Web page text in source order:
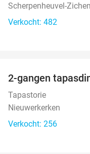
Scherpenheuvel-
Verkocht: 482
2-gangen
Tapastorie
Nieuwerkerken
Verkocht: 256